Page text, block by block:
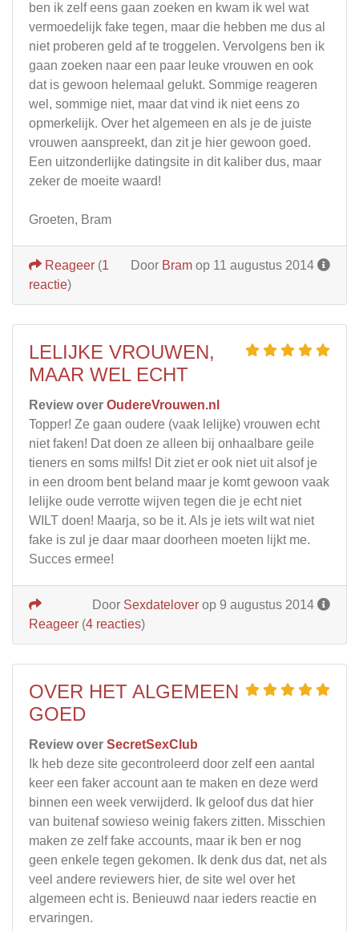
ben ik zelf eens gaan zoeken en kwam ik wel wat
vermoedelijk fake tegen, maar die hebben me dus al
niet proberen geld af te troggelen. Vervolgens ben ik
gaan zoeken naar een paar leuke vrouwen en ook
dat is gewoon helemaal gelukt. Sommige reageren
wel, sommige niet, maar dat vind ik niet eens zo
opmerkelijk. Over het algemeen en als je de juiste
vrouwen aanspreekt, dan zit je hier gewoon goed.
Een uitzonderlijke datingsite in dit kaliber dus, maar
zeker de moeite waard!
Groeten, Bram
Door Bram op 11 augustus 2014
Reageer (1
reactie)
LELIJKE VROUWEN,
MAAR WEL ECHT
Review over OudereVrouwen.nl
Topper! Ze gaan oudere (vaak lelijke) vrouwen echt
niet faken! Dat doen ze alleen bij onhaalbare geile
tieners en soms milfs! Dit ziet er ook niet uit alsof je
in een droom bent beland maar je komt gewoon vaak
lelijke oude verrotte wijven tegen die je echt niet
WILT doen! Maarja, so be it. Als je iets wilt wat niet
fake is zul je daar maar doorheen moeten lijkt me.
Succes ermee!
Door Sexdatelover op 9 augustus 2014
Reageer (4 reacties)
OVER HET ALGEMEEN
GOED
Review over SecretSexClub
Ik heb deze site gecontroleerd door zelf een aantal
keer een faker account aan te maken en deze werd
binnen een week verwijderd. Ik geloof dus dat hier
van buitenaf sowieso weinig fakers zitten. Misschien
maken ze zelf fake accounts, maar ik ben er nog
geen enkele tegen gekomen. Ik denk dus dat, net als
veel andere reviewers hier, de site wel over het
algemeen echt is. Benieuwd naar ieders reactie en
ervaringen.